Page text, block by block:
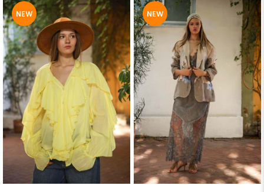
NEW
ITEM
NEW
ITEM